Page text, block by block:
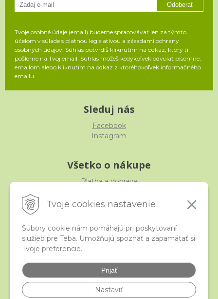
Tvoje cookies nastavenie
Súbory cookie nám pomáhajú pri poskytovaní
služieb pre Teba. Umožňujú spoznať a zapamätať si
Tvoje preferencie.
Prijať
Nastaviť
Odoberať
Tvoje osobné údaje (email) budeme spracovávať len za týmto
účelom v súlade s platnou legislatívou a zásadami ochrany
osobných údajov. Súhlas potvrdíš kliknutím na odkaz, ktorý ti
pošleme na Tvoj email. Súhlas môžeš kedykoľvek odvolať písomne,
emailom alebo kliknutím na odkaz z ktoréhokoľvek informačného
emailu.
Sleduj nás
Facebook
Instagram
Všetko o nákupe
Platba a doprava
Obchodné podmienky
iStraka
Veľkoobchod
Najčastejšie otázky
Certifikáty